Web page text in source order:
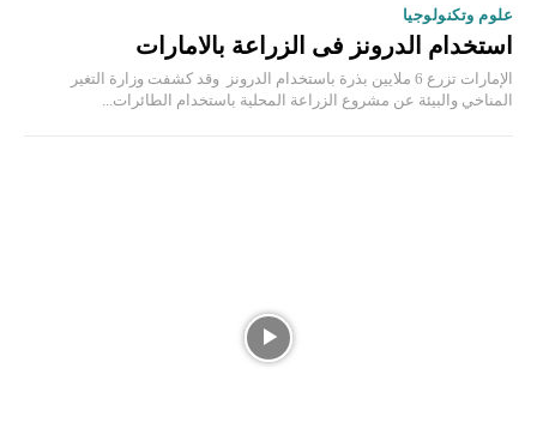
علوم وتكنولوجيا
استخدام الدرونز فى الزراعة بالامارات
الإمارات تزرع 6 ملايين بذرة باستخدام الدرونز وقد كشفت وزارة التغير
المناخي والبيئة عن مشروع الزراعة المحلية باستخدام الطائرات...